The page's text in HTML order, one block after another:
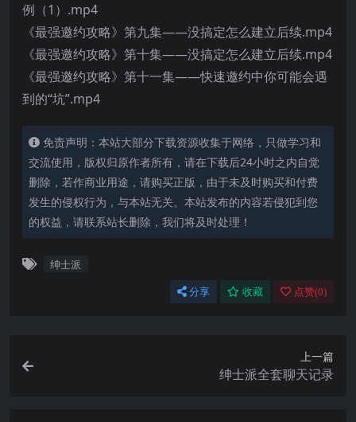
例（1）.mp4
《最强邀约攻略》第九集——没搞定怎么建立后续.mp4
《最强邀约攻略》第十集——没搞定怎么建立后续.mp4
《最强邀约攻略》第十一集——快速邀约中你可能会遇
到的“坑”.mp4
免责声明：本站大部分下载资源收集于网络，只做学习和
交流使用，版权归原作者所有，请在下载后24小时之内自觉
删除，若作商业用途，请购买正版，由于未及时购买和付费
发生的侵权行为，与本站无关。本站发布的内容若侵犯到您
的权益，请联系站长删除，我们将及时处理！
绅士派
分享 收藏 点赞(0)
上一篇
绅士派全套聊天记录